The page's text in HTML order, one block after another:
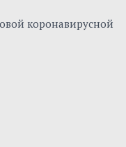
коронавирусной